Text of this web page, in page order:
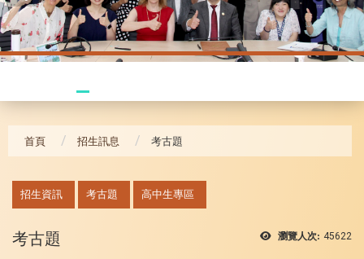
首頁 招生訊息 考古題
招生資訊 考古題 高中生專區
瀏覽人次: 45622
考古題